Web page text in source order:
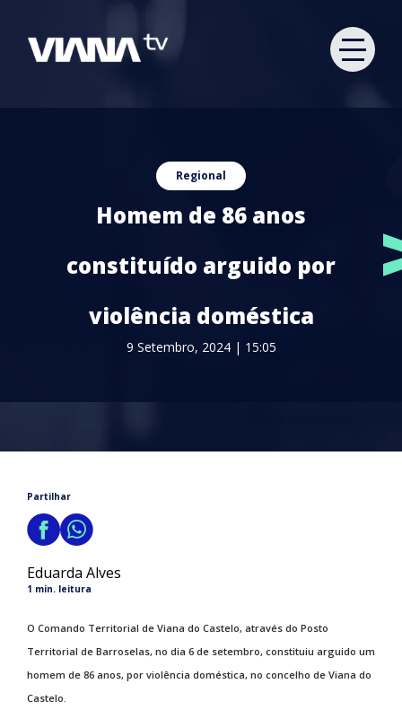
Regional
Homem de 86 anos
constituído arguido por
violência doméstica
9 Setembro, 2024 | 15:05
Partilhar
Eduarda Alves
1 min. leitura
O Comando Territorial de Viana do Castelo, através do Posto
Territorial de Barroselas, no dia 6 de setembro, constituiu arguido um
homem de 86 anos, por violência doméstica, no concelho de Viana do
Castelo.